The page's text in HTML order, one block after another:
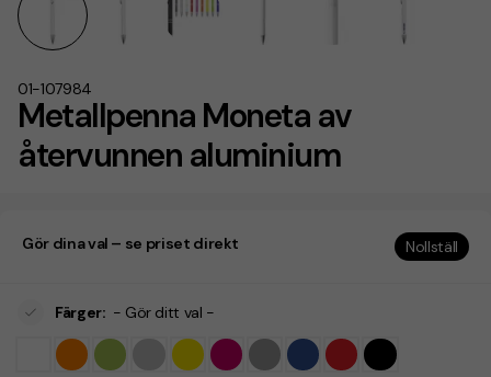
Metallpenna Moneta av
återvunnen aluminium
01-107984
Gör dina val – se priset direkt Nollställ
Färger: - Gör ditt val -